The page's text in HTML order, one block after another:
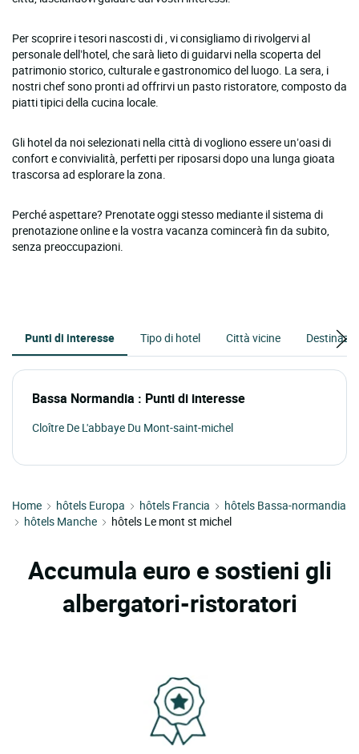
Per scoprire i tesori nascosti di , vi consigliamo di rivolgervi al
personale dell’hotel, che sarà lieto di guidarvi nella scoperta del
patrimonio storico, culturale e gastronomico del luogo. La sera, i
nostri chef sono pronti ad offrirvi un pasto ristoratore, composto da
piatti tipici della cucina locale.
Gli hotel da noi selezionati nella città di vogliono essere un’oasi di
confort e convivialità, perfetti per riposarsi dopo una lunga gioata
trascorsa ad esplorare la zona.
Perché aspettare? Prenotate oggi stesso mediante il sistema di
prenotazione online e la vostra vacanza comincerà fin da subito,
senza preoccupazioni.
Punti di interesse Tipo di hotel Città vicine
Bassa Normandia : Punti di interesse
Cloître De L'abbaye Du Mont-saint-michel
Home hôtels Europa hôtels Francia
hôtels Bassa-normandia
hôtels Manche
hôtels Le mont st michel
Accumula euro e sostieni gli
albergatori-ristoratori